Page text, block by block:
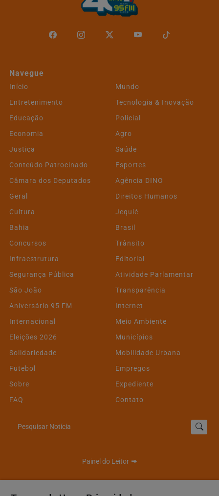
Navegue
Início
Mundo
Entretenimento
Tecnologia & Inovação
Educação
Policial
Economia
Agro
Justiça
Saúde
Conteúdo Patrocinado
Esportes
Câmara dos Deputados
Agência DINO
Geral
Direitos Humanos
Cultura
Jequié
Bahia
Brasil
Concursos
Trânsito
Infraestrutura
Editorial
Segurança Pública
Atividade Parlamentar
São João
Transparência
Aniversário 95 FM
Internet
Internacional
Meio Ambiente
Eleições 2026
Municípios
Solidariedade
Mobilidade Urbana
Futebol
Empregos
Sobre
Expediente
FAQ
Contato
Pesquisar Notícia
Painel do Leitor